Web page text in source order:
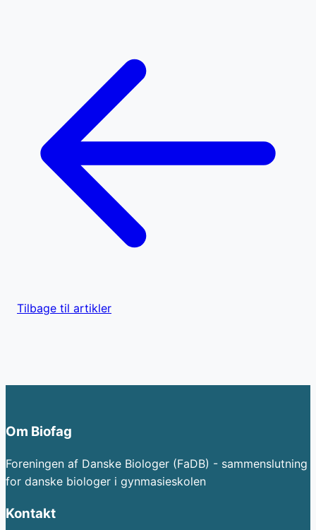
Tilbage til artikler
Om Biofag
Foreningen af Danske Biologer (FaDB) - sammenslutning
for danske biologer i gynmasieskolen
Kontakt